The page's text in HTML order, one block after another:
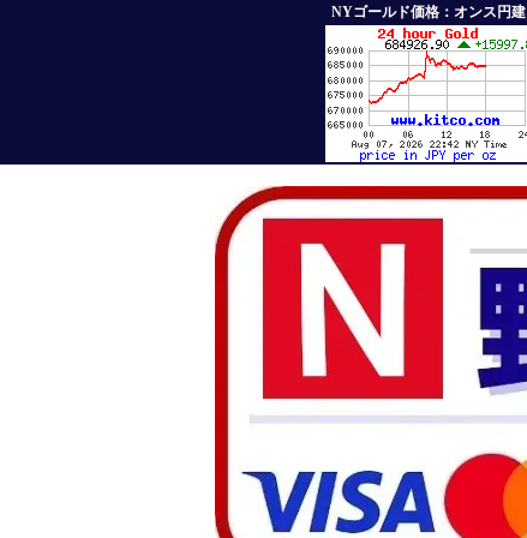
NYゴールド価格：オンス円建